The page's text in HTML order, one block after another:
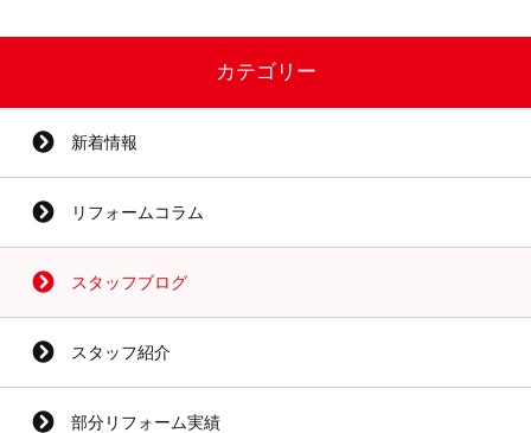
カテゴリー
新着情報
リフォームコラム
スタッフブログ
スタッフ紹介
部分リフォーム実績